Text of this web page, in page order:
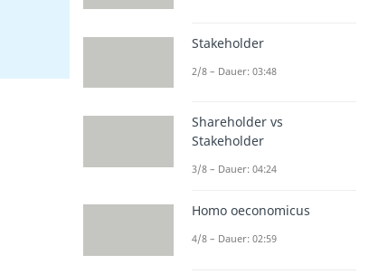
Stakeholder
2/8 – Dauer: 03:48
Shareholder vs
Stakeholder
3/8 – Dauer: 04:24
Homo oeconomicus
4/8 – Dauer: 02:59